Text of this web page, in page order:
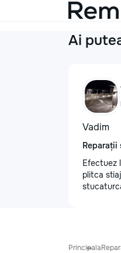
Ai
Vadim
Reparații
Efectuez
plitca
Principala